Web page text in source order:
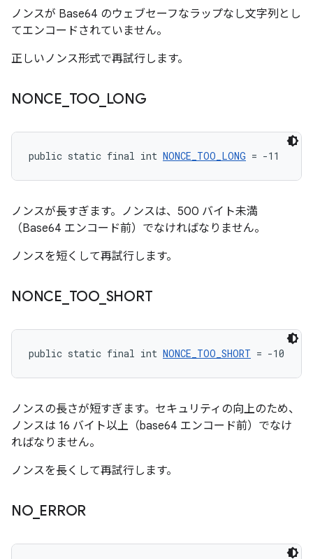
ノンスが Base64 のウェブセーフなラップなし文字列とし
てエンコードされていません。
正しいノンス形式で再試行します。
NONCE TOO_ LONG
public static final int NONCE_TOO_LONG = -11
ノンスが長すぎます。ノンスは、500 バイト未満
（Base64 エンコード前）でなければなりません。
ノンスを短くして再試行します。
NONCE TOO_ SHORT
public static final int NONCE_TOO_SHORT = -10
ノンスの長さが短すぎます。セキュリティの向上のため、
ノンスは 16 バイト以上（base64 エンコード前）でなけ
ればなりません。
ノンスを長くして再試行します。
NO_ ERROR